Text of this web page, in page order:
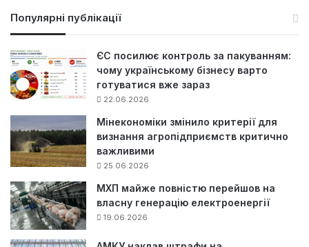
Популярні публікації
ЄС посилює контроль за пакуванням:
чому українському бізнесу варто
готуватися вже зараз
22.06.2026
Мінекономіки змінило критерії для
визнання агропідприємств критично
важливими
25.06.2026
МХП майже повністю перейшов на
власну генерацію електроенергії
19.06.2026